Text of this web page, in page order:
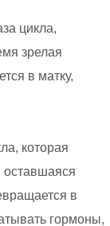
цикла,
зрелая
в матку,
которая
оставшаяся
в
гормоны,